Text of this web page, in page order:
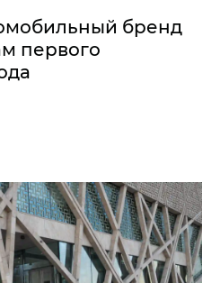
бренд
первого